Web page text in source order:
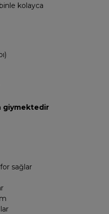
kolayca
giymektedir
sağlar